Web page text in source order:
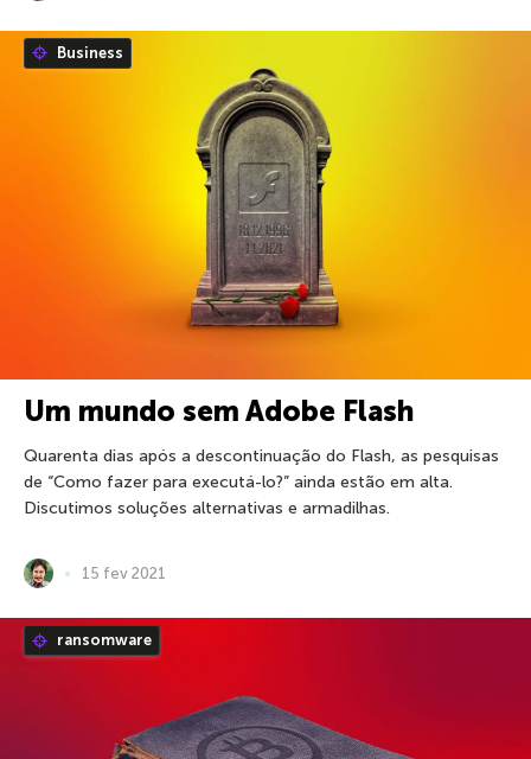
Business
Um mundo sem Adobe Flash
Quarenta dias após a descontinuação do Flash, as pesquisas
de “Como fazer para executá-lo?” ainda estão em alta.
Discutimos soluções alternativas e armadilhas.
15 fev 2021
ransomware